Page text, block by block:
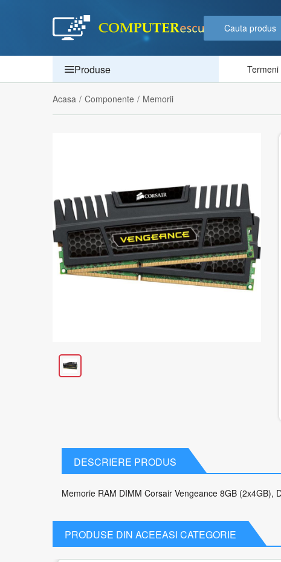
Produse
Acasa / Componente / Memorii
DESCRIERE PRODUS
Memorie RAM DIMM Corsair Vengeance 8GB (2x4GB),
PRODUSE DIN ACEEASI CATEGORIE